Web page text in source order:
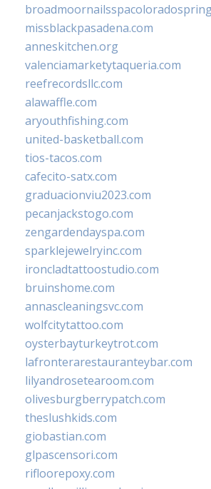
missblackpasadena.com
anneskitchen.org
valenciamarketytaqueria.com
reefrecordsllc.com
alawaffle.com
aryouthfishing.com
united-basketball.com
tios-tacos.com
cafecito-satx.com
graduacionviu2023.com
pecanjackstogo.com
zengardendayspa.com
sparklejewelryinc.com
ironcladtattoostudio.com
bruinshome.com
annascleaningsvc.com
wolfcitytattoo.com
oysterbayturkeytrot.com
lafronterarestauranteybar.com
lilyandrosetearoom.com
olivesburgberrypatch.com
theslushkids.com
giobastian.com
glpascensori.com
rifloorepoxy.com